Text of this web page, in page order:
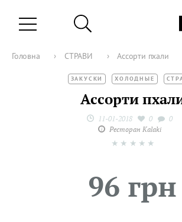
Головна › СТРАВИ › Ассорти пхали
ЗАКУСКИ ХОЛОДНЫЕ
Ассорти
11-01-2018 0
0
Ресторан Kalaki
★
★
★
★
★
96 грн